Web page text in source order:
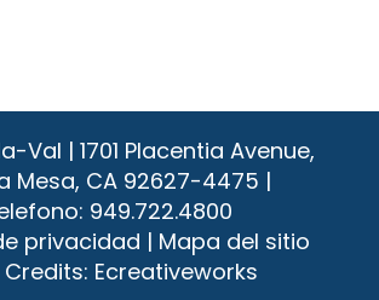
Val | 1701 Placentia Avenue,
Mesa, CA 92627-4475 |
949.722.4800
privacidad | Mapa del sitio
Credits: Ecreativeworks